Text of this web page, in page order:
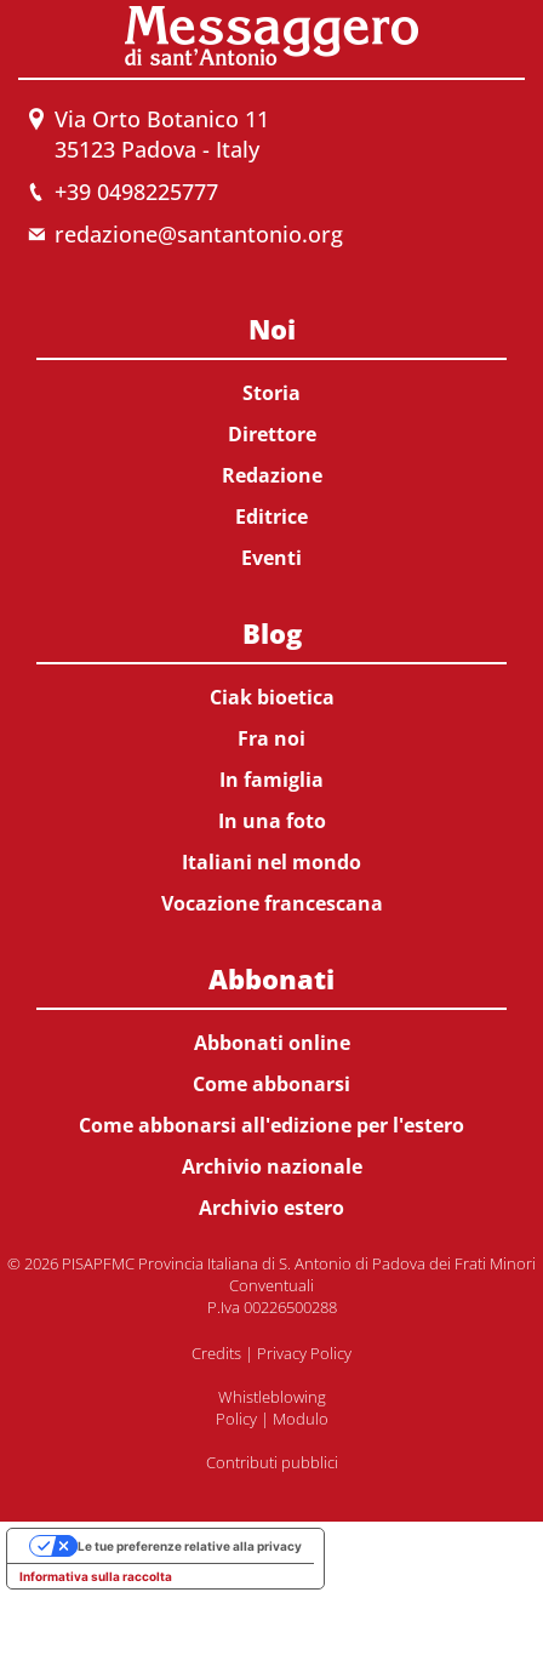
Via Orto Botanico 11
35123 Padova - Italy
+39 0498225777
redazione@santantonio.org
Noi
Storia
Direttore
Redazione
Editrice
Eventi
Blog
Ciak bioetica
Fra noi
In famiglia
In una foto
Italiani nel mondo
Vocazione francescana
Abbonati
Abbonati online
Come abbonarsi
Come abbonarsi all'edizione per l'estero
Archivio nazionale
Archivio estero
© 2026 PISAPFMC Provincia Italiana di S. Antonio di Padova dei Frati Minori
Conventuali
P.Iva 00226500288
Credits | Privacy Policy
Whistleblowing
Policy| Modulo
Contributi pubblici
Informativa sulla raccolta
Le tue preferenze relative alla privacy